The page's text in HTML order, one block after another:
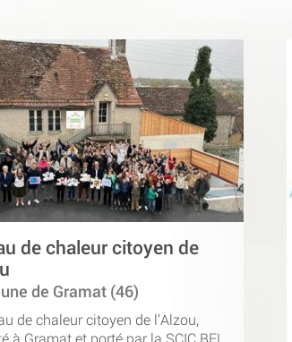
de chaleur citoyen de
de Gramat (46)
de chaleur citoyen de l’Alzou,
à Gramat et porté par la SCIC BEL,